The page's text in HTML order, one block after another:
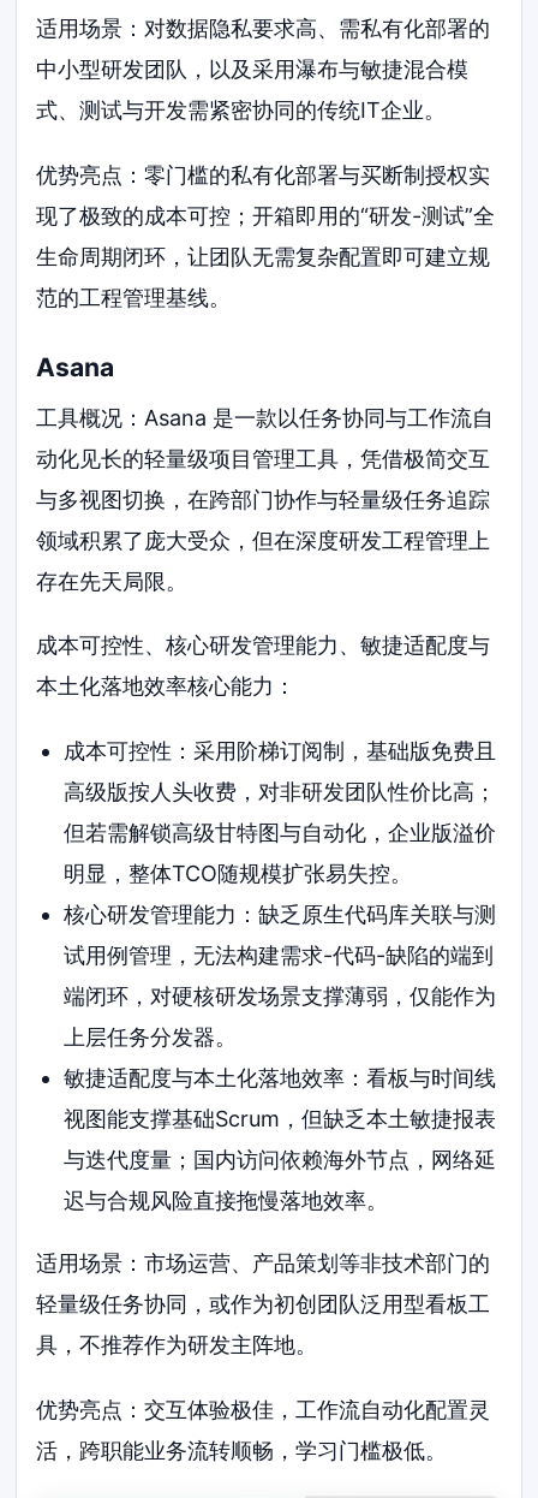
适用场景：对数据隐私要求高、需私有化部署的
中小型研发团队，以及采用瀑布与敏捷混合模
式、测试与开发需紧密协同的传统IT企业。
优势亮点：零门槛的私有化部署与买断制授权实
现了极致的成本可控；开箱即用的“研发-测试”全
生命周期闭环，让团队无需复杂配置即可建立规
范的工程管理基线。
Asana
工具概况：Asana 是一款以任务协同与工作流自
动化见长的轻量级项目管理工具，凭借极简交互
与多视图切换，在跨部门协作与轻量级任务追踪
领域积累了庞大受众，但在深度研发工程管理上
存在先天局限。
成本可控性、核心研发管理能力、敏捷适配度与
本土化落地效率核心能力：
成本可控性：采用阶梯订阅制，基础版免费且
高级版按人头收费，对非研发团队性价比高；
但若需解锁高级甘特图与自动化，企业版溢价
明显，整体TCO随规模扩张易失控。
核心研发管理能力：缺乏原生代码库关联与测
试用例管理，无法构建需求-代码-缺陷的端到
端闭环，对硬核研发场景支撑薄弱，仅能作为
上层任务分发器。
敏捷适配度与本土化落地效率：看板与时间线
视图能支撑基础Scrum，但缺乏本土敏捷报表
与迭代度量；国内访问依赖海外节点，网络延
迟与合规风险直接拖慢落地效率。
适用场景：市场运营、产品策划等非技术部门的
轻量级任务协同，或作为初创团队泛用型看板工
具，不推荐作为研发主阵地。
优势亮点：交互体验极佳，工作流自动化配置灵
活，跨职能业务流转顺畅，学习门槛极低。